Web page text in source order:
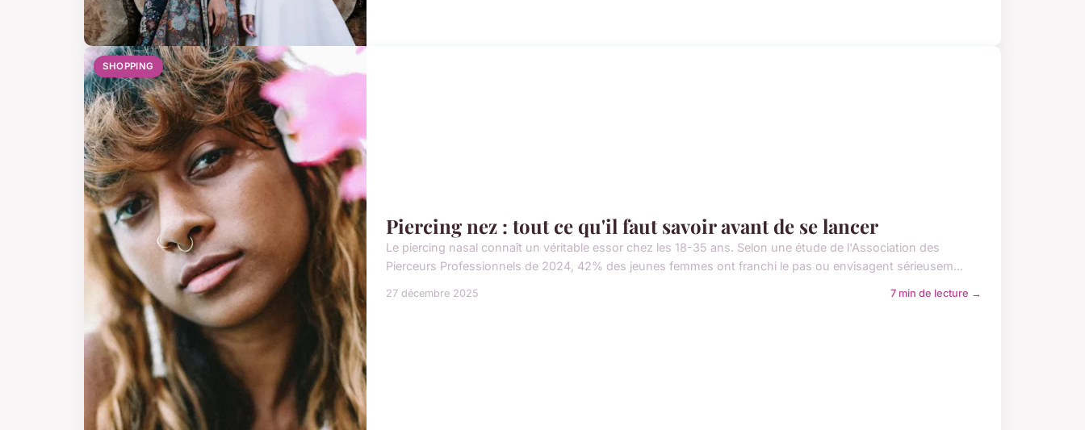
SHOPPING
Piercing nez : tout ce qu'il faut savoir avant de se lancer
Le piercing nasal connaît un véritable essor chez les 18-35 ans. Selon une étude de l'Association des
Pierceurs Professionnels de 2024, 42% des jeunes femmes ont franchi le pas ou envisagent sérieusem...
27 décembre 2025 7 min de lecture →